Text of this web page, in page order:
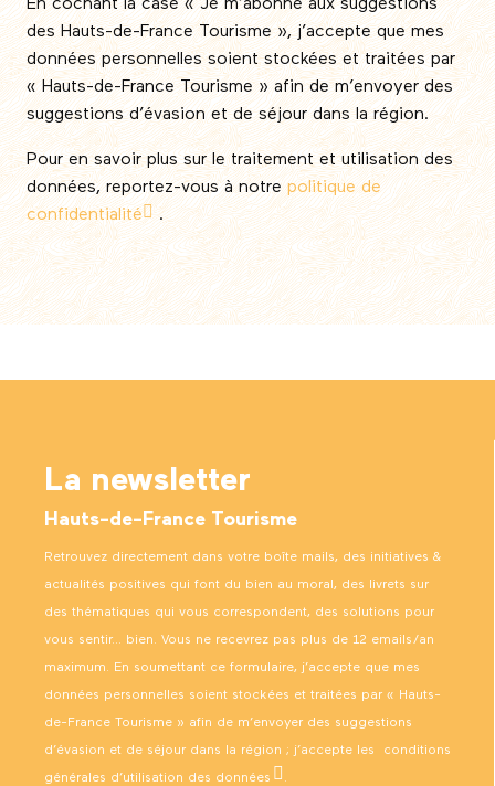
En cochant la case « Je m’abonne aux suggestions
des Hauts-de-France Tourisme », j’accepte que mes
données personnelles soient stockées et traitées par
« Hauts-de-France Tourisme » afin de m’envoyer des
suggestions d’évasion et de séjour dans la région.
Pour en savoir plus sur le traitement et utilisation des
données, reportez-vous à notrepolitique de
confidentialité
.
La newsletter
Hauts-de-France Tourisme
Retrouvez directement dans votre boîte mails, des initiatives &
actualités positives qui font du bien au moral, des livrets sur
des thématiques qui vous correspondent, des solutions pour
vous sentir… bien. Vous ne recevrez pas plus de 12 emails/an
maximum. En soumettant ce formulaire, j’accepte que mes
données personnelles soient stockées et traitées par « Hauts-
de-France Tourisme » afin de m’envoyer des suggestions
d’évasion et de séjour dans la région ; j’accepte les conditions
générales d’utilisation des données .